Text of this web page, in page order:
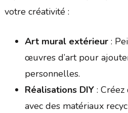
votre créativité :
Art mural extérieur:
œuvres d’art pour
personnelles.
Réalisations DIY: Créez
avec des matériaux